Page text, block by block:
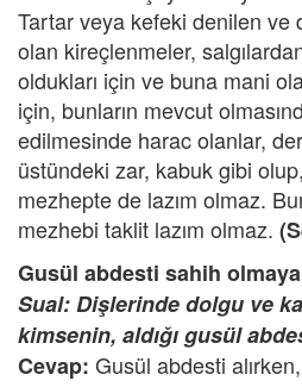
Tartar veya kefeki denilen ve
olan kireçlenmeler,
oldukları için ve buna mani
için, bunların mevcut
edilmesinde harac olanlar,
üstündeki zar, kabuk gibi
mezhepte de lazım olmaz.
mezhebi taklit lazım olmaz.
Gusül abdesti sahih
Sual: Dişlerinde dolgu ve
kimsenin, aldığı gusül
Cevap: Gusül abdesti